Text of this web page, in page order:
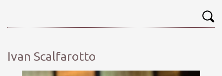
Ivan Scalfarotto